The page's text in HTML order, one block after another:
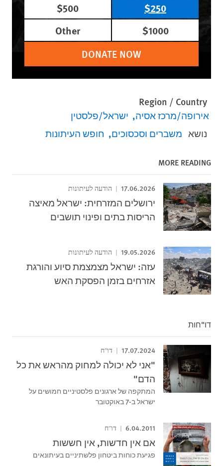
$250
$500
$1000
Other
DONATE NOW
Region / Country
אירופה/מרכז אסיה ישראל/פלסטין
נושא משברים וסכסוכים חופש העיתונות
MORE READING
17.06.2026 הודעה לעיתונות
ירושלים המזרחית: ישראל מאיצה
הריסות בתים ופינוי תושבים
19.05.2026 הודעה לעיתונות
עזה: ישראל מצמצמת סיוע והורגת
אזרחים בזמן הפסקת האש
דו"חות
17.07.2024 דו"ח
"אני לא יכולה למחוק מהראש את כל
הדם"
המתקפה של ארגונים פלסטיניים חמושים על
ישראל ב-7 באוקטובר
6.04.2011 דו"ח
אם אין חדשות, אין חששות
פגיעת כוחות ביטחון פלשתיניים בעיתונאים